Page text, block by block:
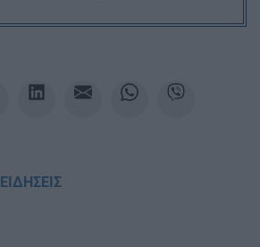
ΕΙΔΗΣΕΙΣ